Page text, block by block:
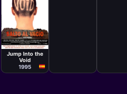
Película
Daniel
Calparsoro
Jump Into the
Void
1995